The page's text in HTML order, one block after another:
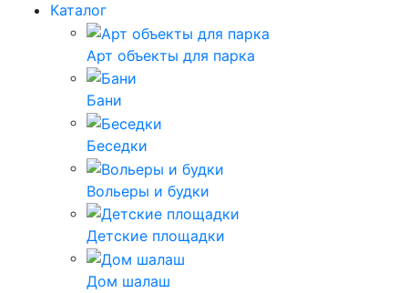
Каталог
Арт объекты для парка
Бани
Беседки
Вольеры и будки
Детские площадки
Дом шалаш